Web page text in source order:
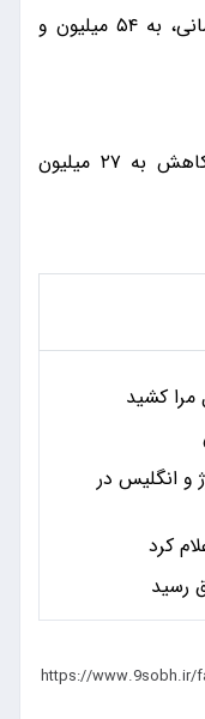
ربع سکه امروز با کاهش ۱۱۹ هزار تومانی، به ۵۴ میلیون و
در بازار امروز هر سکه گرمی نیز با کاهش به ۲۷ میلیون
مرا کشید
و انگلیس در
کرد
رسید